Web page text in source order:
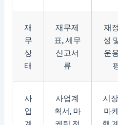
재
무
상
태
재무제
표, 세무
신고서
류
재
성
운
사
업
사업계
획서, 마
시
마